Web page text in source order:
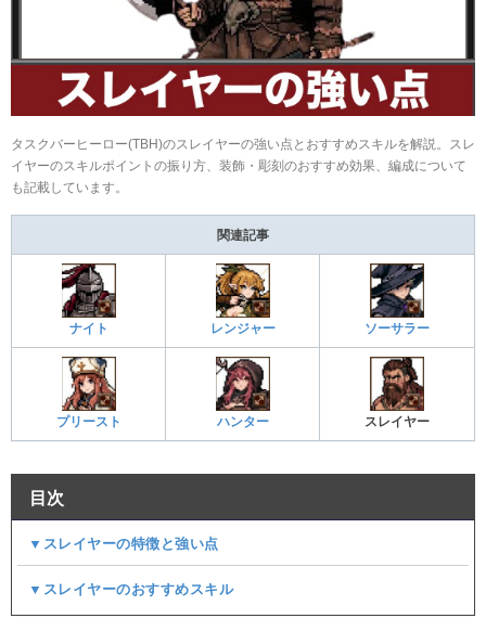
タスクバーヒーロー(TBH)のスレイヤーの強い点とおすすめスキルを解説。スレ
イヤーのスキルポイントの振り方、装飾・彫刻のおすすめ効果、編成について
も記載しています。
関連記事
ナイト レンジャー ソーサラー
プリースト ハンター スレイヤー
目次
▼スレイヤーの特徴と強い点
▼スレイヤーのおすすめスキル